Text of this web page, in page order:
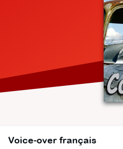
Voice-over français